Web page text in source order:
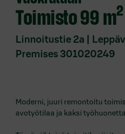
toimisto99 m²
Linnoitustie 2a |
Premises 301020249
Moderni, juuri remontoitu
avotyötilaa ja kaksi
Saavutettavuusseloste
Anna palautetta
Ota yhteyttä
Vuokrattavat toimitilat Espoo